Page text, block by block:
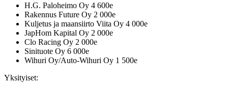
H.G. Paloheimo Oy 4 600e
Rakennus Future Oy 2 000e
Kuljetus ja maansiirto Viita Oy 4 000e
JapHom Kapital Oy 2 000e
Clo Racing Oy 2 000e
Sinituote Oy 6 000e
Wihuri Oy/Auto-Wihuri Oy 1 500e
Yksityiset: